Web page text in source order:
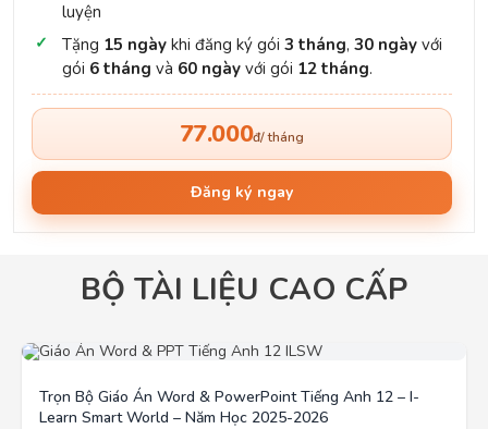
luyện
Tặng 15 ngày khi đăng ký gói 3 tháng, 30 ngày với
gói 6 tháng và 60 ngày với gói 12 tháng.
77.000đ/ tháng
Đăng ký ngay
BỘ TÀI LIỆU CAO CẤP
Trọn Bộ Giáo Án Word & PowerPoint Tiếng Anh 12 – I-
Learn Smart World – Năm Học 2025-2026